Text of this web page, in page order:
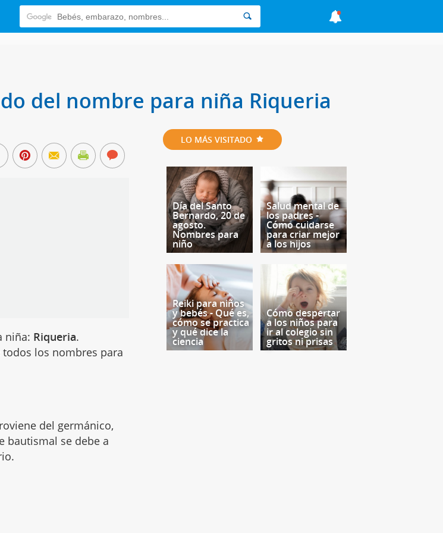
del nombre para niña Riqueria
niña: Riqueria.
los nombres para
del germánico,
bautismal se debe a
LO MÁS VISITADO
Día del Santo
Bernardo, 20 de
agosto.
Nombres para
niño
Salud mental de
los padres -
Cómo cuidarse
para criar mejor
a los hijos
Reiki para niños
y bebés - Qué es,
cómo se practica
y qué dice la
ciencia
Cómo despertar
a los niños para
ir al colegio sin
gritos ni prisas